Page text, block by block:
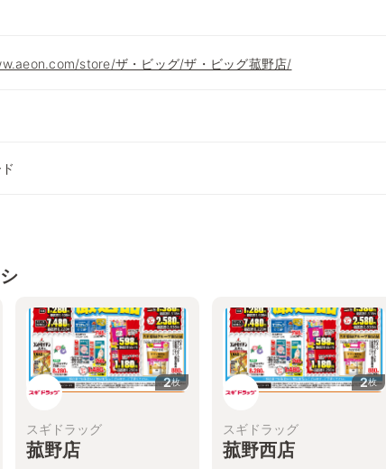
store/ザ・ビッグ/ザ・ビッグ菰野店/
2枚
スギドラッグ
菰野店
2枚
スギドラッグ
菰野西店